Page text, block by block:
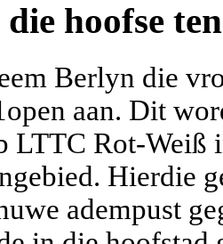
hoofse
Berlyn die
aan. Dit
LTTC Rot-Weiß
Hierdie
adempust